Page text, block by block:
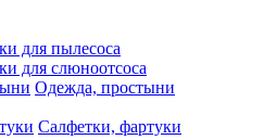
для пылесоса
для слюноотсоса
Одежда, простыни
Салфетки, фартуки